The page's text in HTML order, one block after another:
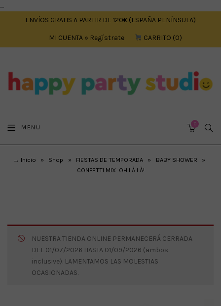
....
ENVÍOS GRATIS A PARTIR DE 120€ (ESPAÑA PENÍNSULA)
MI CUENTA » Regístrate CARRITO 0
MENU 0
→ Inicio » Shop » FIESTAS DE TEMPORADA » BABY SHOWER
»
CONFETTI MIX: OH LÀ LÀ!
NUESTRA TIENDA ONLINE PERMANECERÁ CERRADA
DEL 01/07/2026 HASTA 01/09/2026 (ambos
inclusive). LAMENTAMOS LAS MOLESTIAS
OCASIONADAS.